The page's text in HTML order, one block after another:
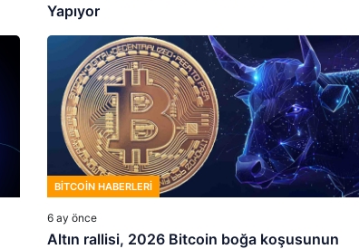
Yapıyor
BITCOIN HABERLERI
6 ay önce
Altın rallisi, 2026 Bitcoin boğa koşusunun